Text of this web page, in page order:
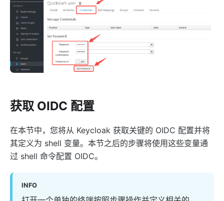
获取 OIDC 配置
在本节中，您将从 Keycloak 获取关键的 OIDC 配置并将
其定义为 shell 变量。本节之后的步骤将使用这些变量通
过 shell 命令配置 OIDC。
INFO